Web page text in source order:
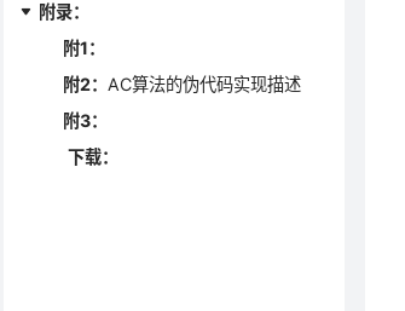
附录：
附1：
附2： AC算法的伪代码实现描述
附3：
下载：